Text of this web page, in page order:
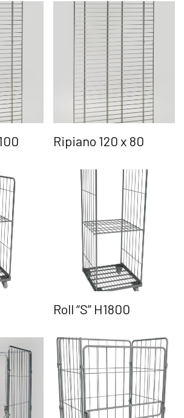
Ripiano 120 x 80
Roll “S” H1800